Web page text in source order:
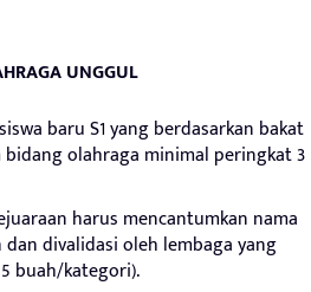
UNGGUL
baru S1 yang berdasarkan bakat
olahraga minimal peringkat 3
harus mencantumkan nama
divalidasi oleh lembaga yang
buah/kategori).